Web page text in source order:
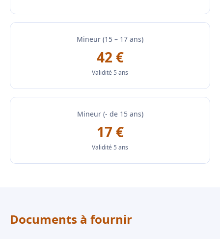
Mineur (15 – 17 ans)
42 €
Validité 5 ans
Mineur (- de 15 ans)
17 €
Validité 5 ans
Documents à fournir